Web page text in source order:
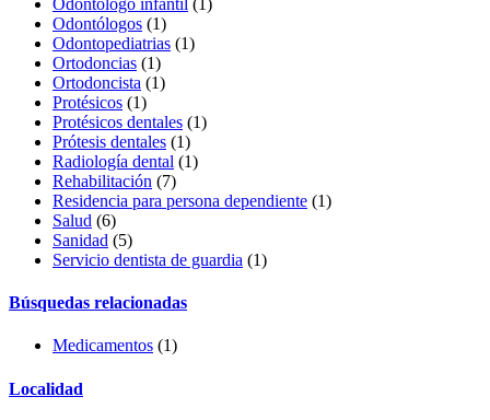
Odontólogos (1)
Odontopediatrias (1)
Ortodoncias (1)
Ortodoncista (1)
Protésicos (1)
Protésicos dentales (1)
Prótesis dentales (1)
Radiología dental (1)
Rehabilitación (7)
Residencia para persona dependiente (1)
Salud (6)
Sanidad (5)
Servicio dentista de guardia (1)
Búsquedas relacionadas
Medicamentos (1)
Localidad